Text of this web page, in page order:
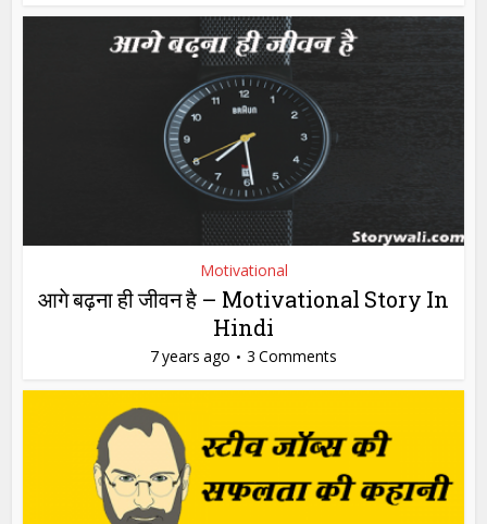
Motivational
आगे बढ़ना ही जीवन है – Motivational Story In
Hindi
7 years ago 3 Comments